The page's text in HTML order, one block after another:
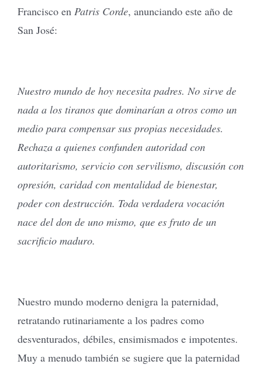
Francisco en Patris Corde, anunciando este año de
San José:
Nuestro mundo de hoy necesita padres. No sirve de
nada a los tiranos que dominarían a otros como un
medio para compensar sus propias necesidades.
Rechaza a quienes confunden autoridad con
autoritarismo, servicio con servilismo, discusión con
opresión, caridad con mentalidad de bienestar,
poder con destrucción. Toda verdadera vocación
nace del don de uno mismo, que es fruto de un
sacrificio maduro.
Nuestro mundo moderno denigra la paternidad,
retratando rutinariamente a los padres como
desventurados, débiles, ensimismados e impotentes.
Muy a menudo también se sugiere que la paternidad